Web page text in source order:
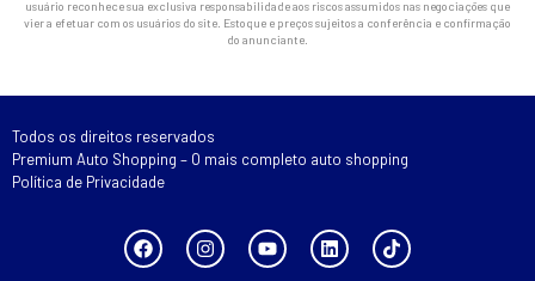
usuário reconhece sua exclusiva responsabilidade aos riscos assumidos nas negociações que
vier a efetuar com os usuários do site. Estoque e preços sujeitos a conferência e confirmação
do anunciante.
Todos os direitos reservados
Premium Auto Shopping – O mais completo auto shopping
Política de Privacidade